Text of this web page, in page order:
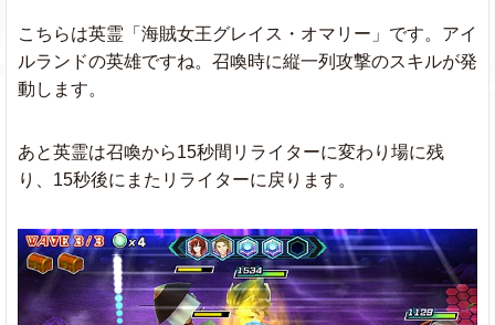
こちらは英霊「海賊女王グレイス・オマリー」です。アイ
ルランドの英雄ですね。召喚時に縦一列攻撃のスキルが発
動します。
あと英霊は召喚から15秒間リライターに変わり場に残
り、15秒後にまたリライターに戻ります。